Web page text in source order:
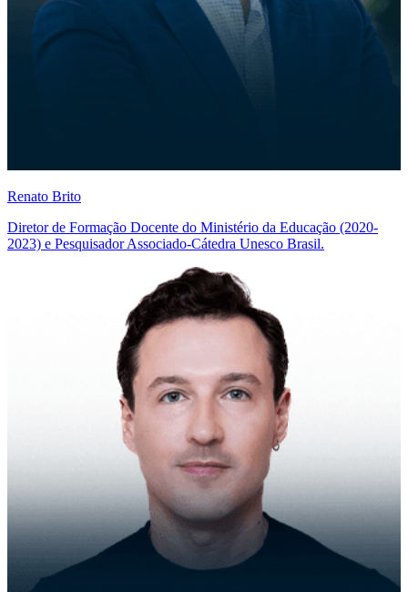
Renato Brito
Diretor de Formação Docente do Ministério da Educação (2020-
2023) e Pesquisador Associado-Cátedra Unesco Brasil.